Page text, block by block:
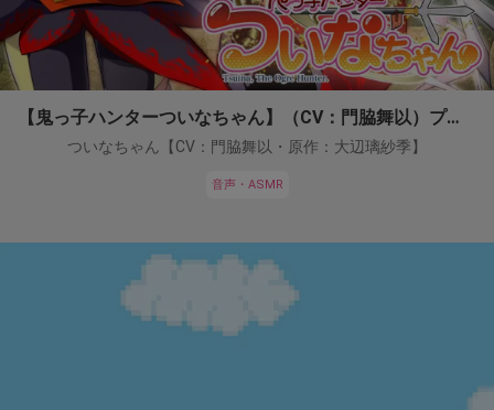
【鬼っ子ハンターついなちゃん】（CV：門脇舞以）プロジェクト！
ついなちゃん【CV：門脇舞以・原作：大辺璃紗季】
音声・ASMR